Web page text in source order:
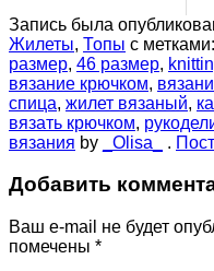
Запись была
Жилеты, Топы с метками:
размер, 46 размер,
вязание крючком,
спица, жилет вязаный,
вязать крючком,
вязания by _Olisa_ .
Добавить
Ваш e-mail не будет
помечены *